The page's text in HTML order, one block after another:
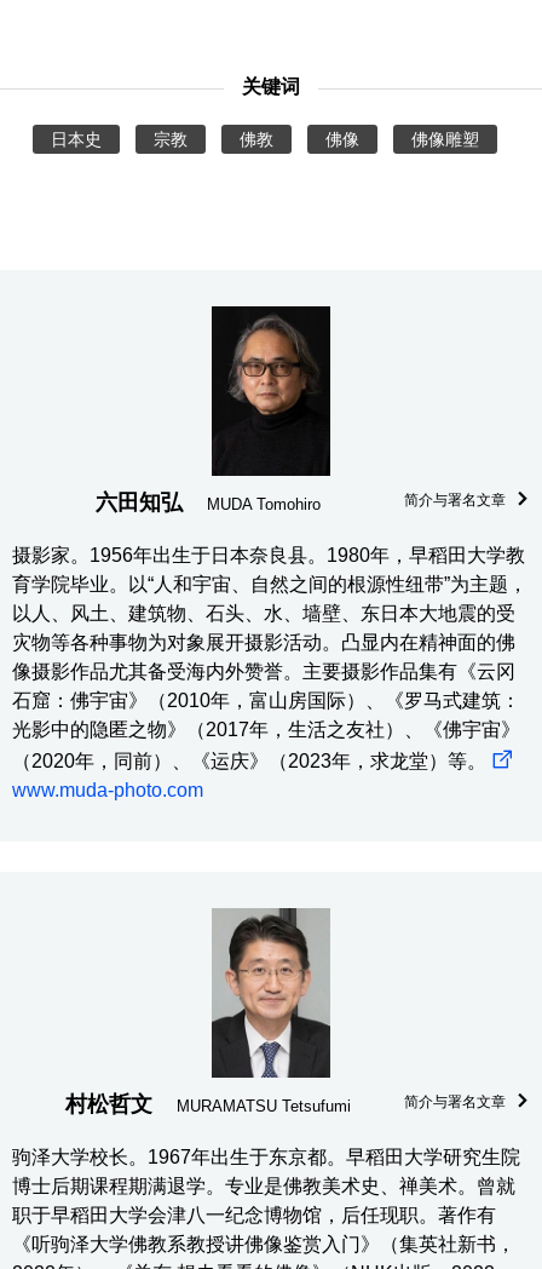
关键词
日本史 宗教 佛教 佛像 佛像雕塑
六田知弘 MUDA Tomohiro 简介与署名文章
摄影家。1956年出生于日本奈良县。1980年，早稻田大学教
育学院毕业。以“人和宇宙、自然之间的根源性纽带”为主题，
以人、风土、建筑物、石头、水、墙壁、东日本大地震的受
灾物等各种事物为对象展开摄影活动。凸显内在精神面的佛
像摄影作品尤其备受海内外赞誉。主要摄影作品集有《云冈
石窟：佛宇宙》（2010年，富山房国际）、《罗马式建筑：
光影中的隐匿之物》（2017年，生活之友社）、《佛宇宙》
（2020年，同前）、《运庆》（2023年，求龙堂）等。
www.muda-photo.com
村松哲文 MURAMATSU Tetsufumi 简介与署名文章
驹泽大学校长。1967年出生于东京都。早稻田大学研究生院
博士后期课程期满退学。专业是佛教美术史、禅美术。曾就
职于早稻田大学会津八一纪念博物馆，后任现职。著作有
《听驹泽大学佛教系教授讲佛像鉴赏入门》（集英社新书，